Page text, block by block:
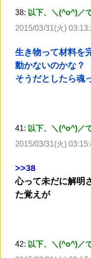
38: 以下、＼(^o^)／
2015/03/31(火)
生き物って材料を
動かないのかな？
そうだとしたら魂
41: 以下、＼(^o^)／
2015/03/31(火)
>>38
心って未だに解明
た覚えが
42: 以下、＼(^o^)／